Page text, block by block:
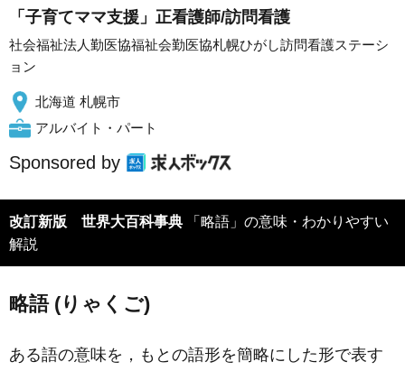
「子育てママ支援」正看護師/訪問看護
社会福祉法人勤医協福祉会勤医協札幌ひがし訪問看護ステーシ
ョン
北海道 札幌市
アルバイト・パート
Sponsored by
改訂新版 世界大百科事典 「略語」の意味・わかりやすい
解説
略語 (りゃくご)
ある語の意味を，もとの語形を簡略にした形で表す